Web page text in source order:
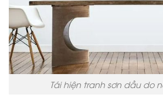
Tái hiện tranh sơn dầu do